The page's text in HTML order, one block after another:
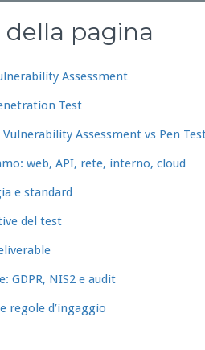
della pagina
Assessment
Test
Assessment vs Pen
web, API, rete, interno, cloud
e standard
del test
GDPR, NIS2 e audit
regole d’ingaggio